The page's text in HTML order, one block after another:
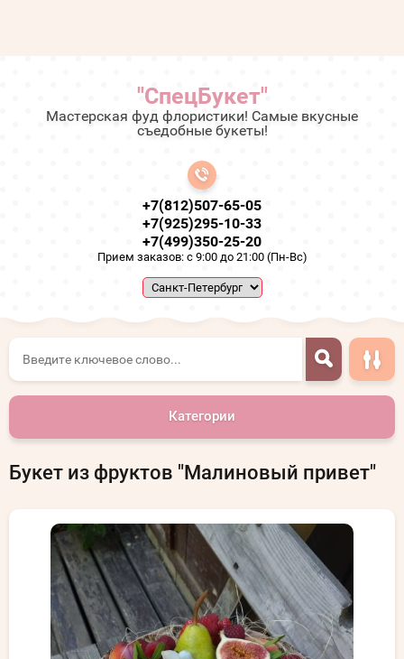
"СпецБукет"
Мастерская фуд флористики! Самые вкусные
съедобные букеты!
+7(812)507-65-05
+7(925)295-10-33
+7(499)350-25-20
Прием заказов: с 9:00 до 21:00 (Пн-Вс)
Категории
Букет из фруктов "Малиновый привет"